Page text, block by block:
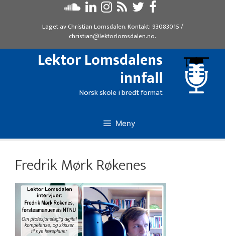
Laget avChristian Lomsdalen. Kontakt: 93083015/
christian@lektorlomsdalen.no.
Lektor Lomsdalens
innfall
Norsk skole i bredt format
Meny
Fredrik Mørk Røkenes